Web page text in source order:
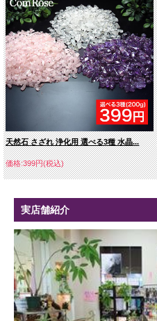
8ミリ 1,279円
12ミリ 2,200円
16ミリ 7,810円
天然石 さざれ 浄化用 選べる3種 水晶...
価格:399円(税込)
実店舗紹介